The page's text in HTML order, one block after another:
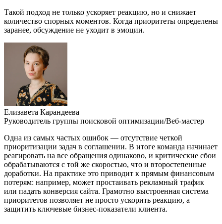
Такой подход не только ускоряет реакцию, но и снижает
количество спорных моментов. Когда приоритеты определены
заранее, обсуждение не уходит в эмоции.
Елизавета Карандеева
Руководитель группы поисковой оптимизации/Веб-мастер
Одна из самых частых ошибок — отсутствие четкой
приоритизации задач в соглашении. В итоге команда начинает
реагировать на все обращения одинаково, и критические сбои
обрабатываются с той же скоростью, что и второстепенные
доработки. На практике это приводит к прямым финансовым
потерям: например, может простаивать рекламный трафик
или падать конверсия сайта. Грамотно выстроенная система
приоритетов позволяет не просто ускорить реакцию, а
защитить ключевые бизнес-показатели клиента.